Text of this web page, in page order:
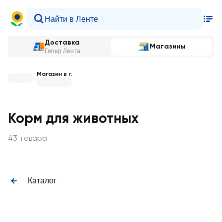
Доставка
Гипер Лента
Магазины
Магазин в г.
Корм для животных
43 товара
Каталог